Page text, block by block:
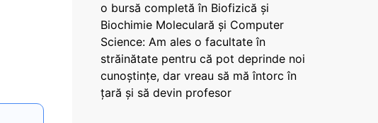
o bursă completă în Biofizică și
Biochimie Moleculară și Computer
Science: Am ales o facultate în
străinătate pentru că pot deprinde noi
cunoștințe, dar vreau să mă întorc în
țară și să devin profesor